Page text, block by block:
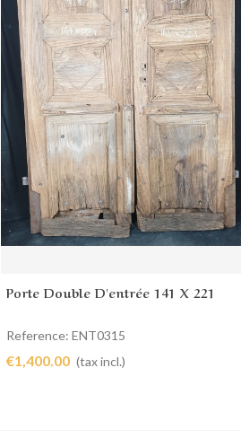
Add to cart
Porte Double D'entrée 141 X 221
Reference: ENT0315
€1,400.00 (tax incl.)